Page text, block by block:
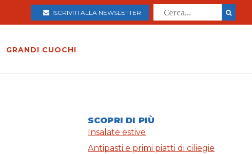
ISCRIVITI ALLA NEWSLETTER
GRANDI CUOCHI
SCOPRI DI PIÙ
Insalate estive
Antipasti e primi piatti di ciliegie